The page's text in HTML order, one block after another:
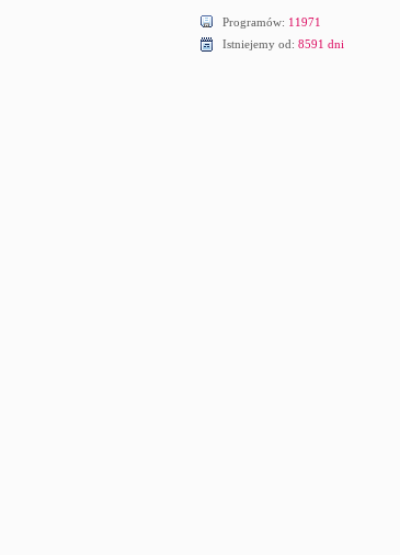
Programów: 11971
Istniejemy od: 8591 dni